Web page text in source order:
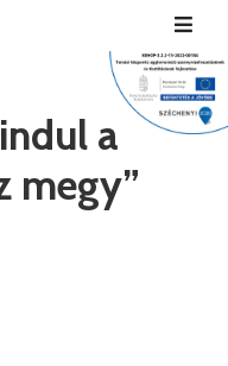
a
megy”